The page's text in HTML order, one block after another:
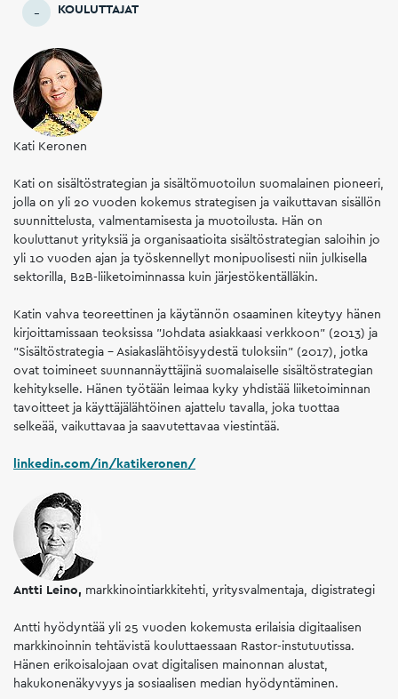
KOULUTTAJAT
Kati Keronen
Kati on sisältöstrategian ja sisältömuotoilun suomalainen pioneeri,
jolla on yli 20 vuoden kokemus strategisen ja vaikuttavan sisällön
suunnittelusta, valmentamisesta ja muotoilusta. Hän on
kouluttanut yrityksiä ja organisaatioita sisältöstrategian saloihin jo
yli 10 vuoden ajan ja työskennellyt monipuolisesti niin julkisella
sektorilla, B2B-liiketoiminnassa kuin järjestökentälläkin.
Katin vahva teoreettinen ja käytännön osaaminen kiteytyy hänen
kirjoittamissaan teoksissa "Johdata asiakkaasi verkkoon" (2013) ja
"Sisältöstrategia – Asiakaslähtöisyydestä tuloksiin" (2017), jotka
ovat toimineet suunnannäyttäjinä suomalaiselle sisältöstrategian
kehitykselle. Hänen työtään leimaa kyky yhdistää liiketoiminnan
tavoitteet ja käyttäjälähtöinen ajattelu tavalla, joka tuottaa
selkeää, vaikuttavaa ja saavutettavaa viestintää.
linkedin.com/in/katikeronen/
Antti Leino, markkinointiarkkitehti, yritysvalmentaja, digistrategi
Antti hyödyntää yli 25 vuoden kokemusta erilaisia digitaalisen
markkinoinnin tehtävistä kouluttaessaan Rastor-instutuutissa.
Hänen erikoisalojaan ovat digitalisen mainonnan alustat,
hakukonenäkyvyys ja sosiaalisen median hyödyntäminen.